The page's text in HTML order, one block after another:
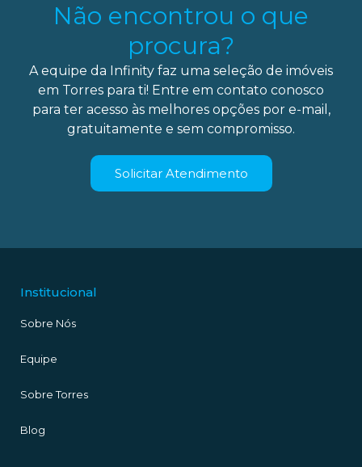
Não encontrou o que
procura?
A equipe da Infinity faz uma seleção de imóveis
em Torres para ti! Entre em contato conosco
para ter acesso às melhores opções por e-mail,
gratuitamente e sem compromisso.
Solicitar Atendimento
Institucional
Sobre Nós
Equipe
Sobre Torres
Blog